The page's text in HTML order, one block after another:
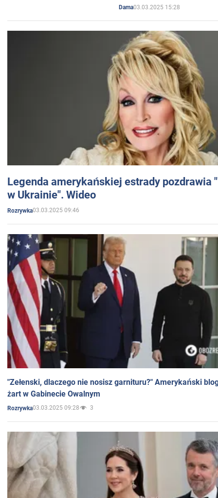
Dama03.03.2025 15:28
Legenda amerykańskiej estrady pozdrawia
w Ukrainie". Wideo
Rozrywka03.03.2025 09:46
"Zełenski, dlaczego nie nosisz garnituru?" Amerykański
żart w Gabinecie Owalnym
Rozrywka03.03.2025 09:28 3